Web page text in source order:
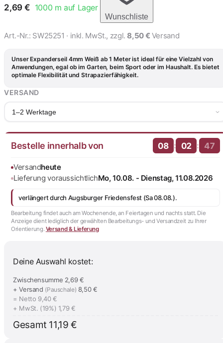
2,69 € 1000 m auf Lager
Wunschliste
Art.-Nr.: SW25251 · inkl. MwSt., zzgl. 8,50 € Versand
Unser Expanderseil 4mm Weiß ab 1 Meter ist ideal für eine Vielzahl von
Anwendungen, egal ob im Garten, beim Sport oder im Haushalt. Es bietet
optimale Flexibilität und Strapazierfähigkeit.
VERSAND
1–2 Werktage
Bestelle innerhalb von 08 : 02 : 46
Versandheute
Lieferung voraussichtlichMo, 10.08. - Dienstag, 11.08.2026
verlängert durch Augsburger Friedensfest (Sa 08.08.).
Bearbeitung findet auch am Wochenende, an Feiertagen und nachts statt. Die
Anzeige dient lediglich der gewählten Bearbeitungs- und Versandzeit zu Ihrer
Orientierung. Versand & Lieferung
Deine Auswahl kostet:
Zwischensumme 2,69 €
+ Versand (Pauschale) 8,50 €
= Netto 9,40 €
+ MwSt. (19%) 1,79 €
Gesamt 11,19 €